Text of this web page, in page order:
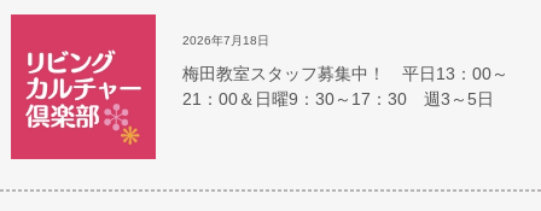
2026年7月18日
梅田教室スタッフ募集中！ 平日13：00～
21：00＆日曜9：30～17：30 週3～5日